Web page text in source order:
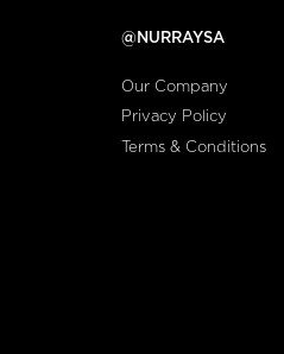
@NURRAYSA
Our Company
Privacy Policy
Terms & Conditions